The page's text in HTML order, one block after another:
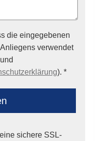
die eingegebenen
verwendet
). *
sichere SSL-